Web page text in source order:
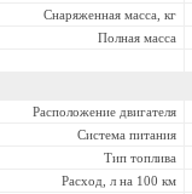
Снаряженная масса, кг
Полная масса
Расположение двигателя
Система питания
Тип топлива
Расход, л на 100 км